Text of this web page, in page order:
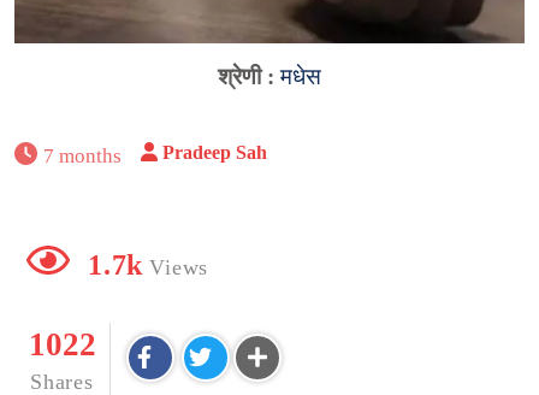
श्रेणी :मधेस
7 months Pradeep Sah
1.7k Views
1022
Shares